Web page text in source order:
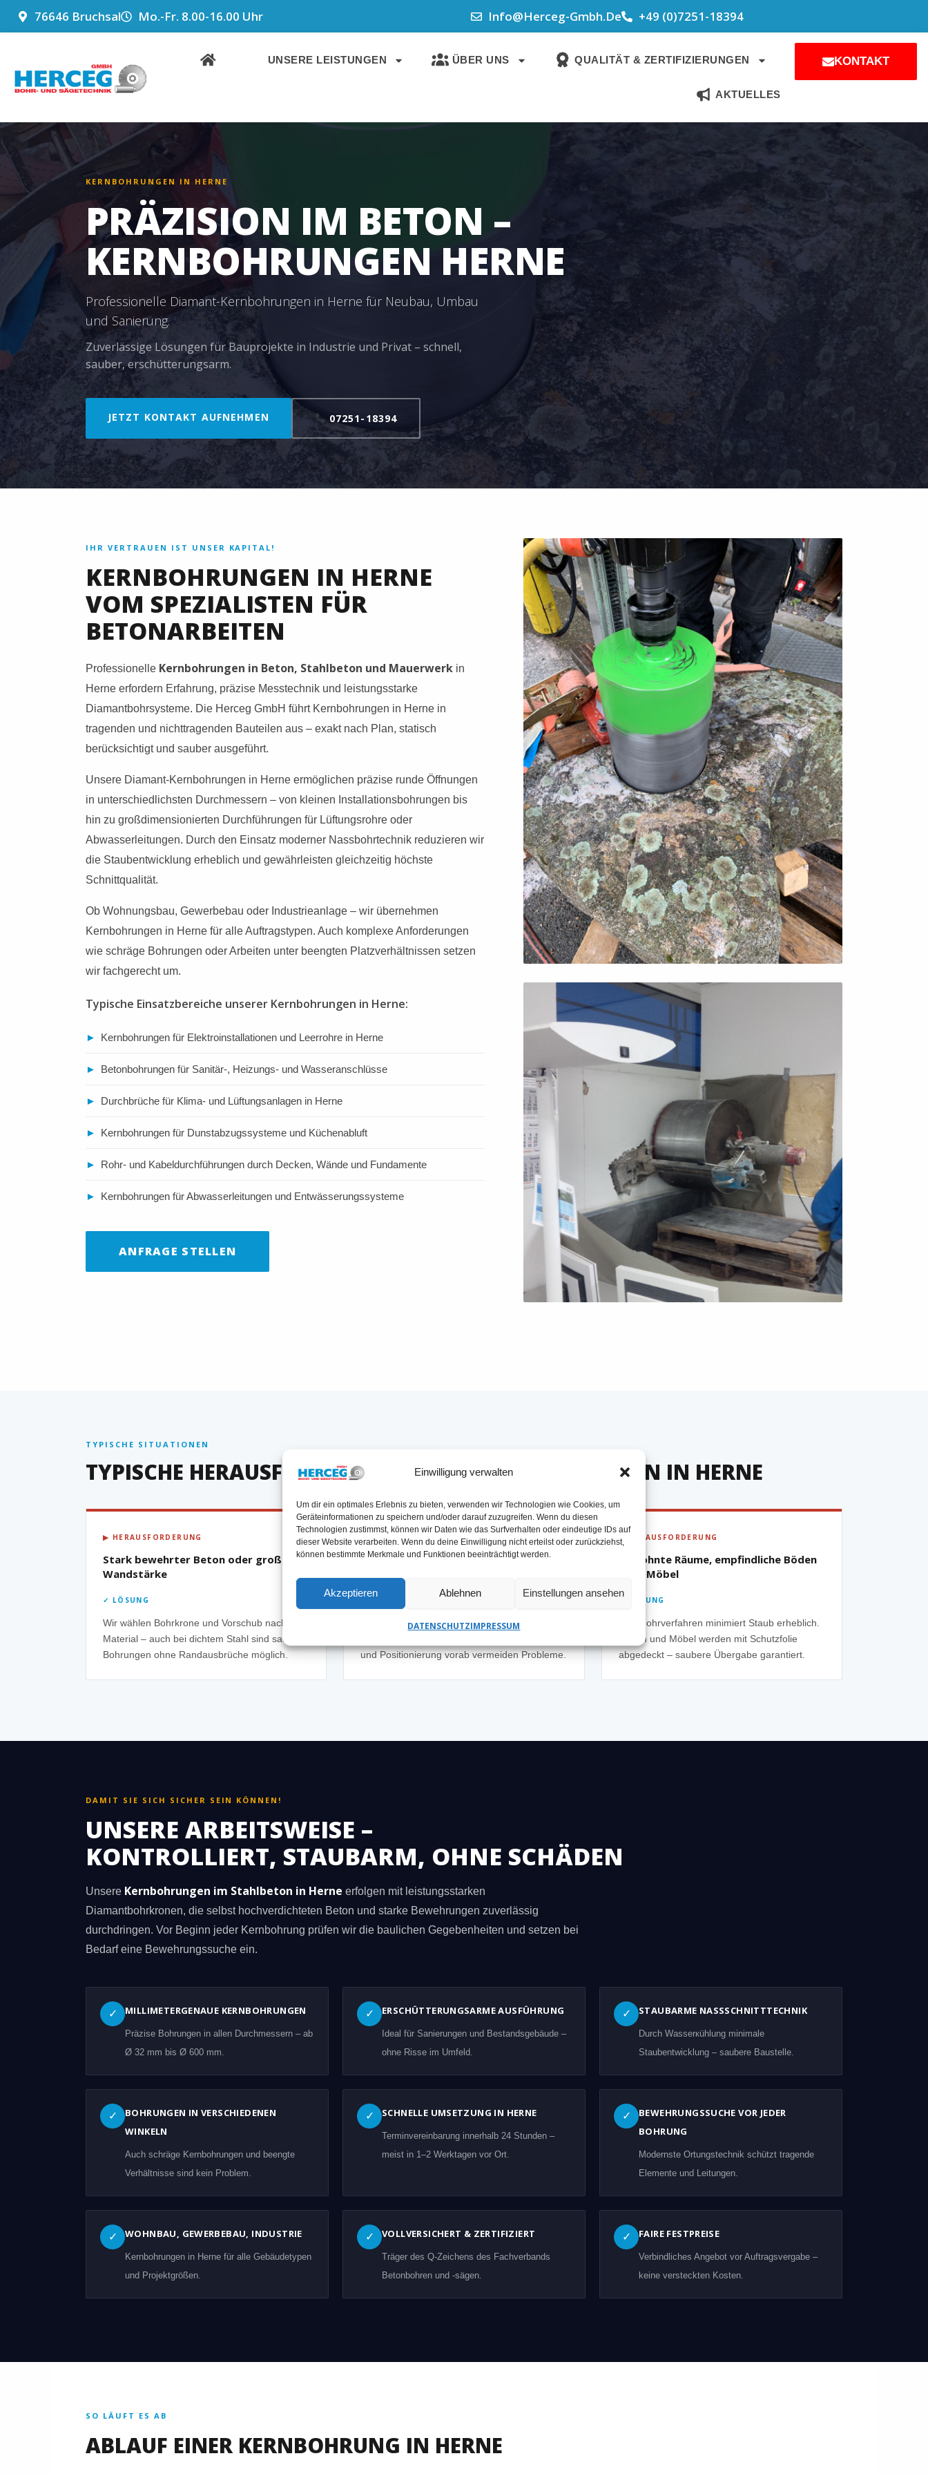
Einwilligung verwalten
Um dir ein optimales Erlebnis zu bieten, verwenden wir Technologien wie Cookies, um
Geräteinformationen zu speichern und/oder darauf zuzugreifen. Wenn du diesen
Technologien zustimmst, können wir Daten wie das Surfverhalten oder eindeutige IDs auf
dieser Website verarbeiten. Wenn du deine Einwilligung nicht erteilst oder zurückziehst,
können bestimmte Merkmale und Funktionen beeinträchtigt werden.
Akzeptieren Ablehnen Einstellungen ansehen
DATENSCHUTZIMPRESSUM
ZUM
INHALT
76646 Bruchsal Mo.-Fr. 8.00-16.00 Uhr Info@herceg-Gmbh.de +49 (0)7251-18394
UNSERE LEISTUNGEN ÜBER UNS QUALITÄT & ZERTIFIZIERUNGEN
AKTUELLES
KONTAKT
KERNBOHRUNGEN IN HERNE
PRÄZISION IM BETON –
KERNBOHRUNGEN HERNE
Professionelle Diamant-Kernbohrungen in Herne für Neubau, Umbau
und Sanierung.
Zuverlässige Lösungen für Bauprojekte in Industrie und Privat – schnell,
sauber, erschütterungsarm.
JETZT KONTAKT AUFNEHMEN 07251-18394
IHR VERTRAUEN IST UNSER KAPITAL!
KERNBOHRUNGEN IN HERNE
VOM SPEZIALISTEN FÜR
BETONARBEITEN
Professionelle Kernbohrungen in Beton, Stahlbeton und Mauerwerk in
Herne erfordern Erfahrung, präzise Messtechnik und leistungsstarke
Diamantbohrsysteme. Die Herceg GmbH führt Kernbohrungen in Herne in
tragenden und nichttragenden Bauteilen aus – exakt nach Plan, statisch
berücksichtigt und sauber ausgeführt.
Unsere Diamant-Kernbohrungen in Herne ermöglichen präzise runde Öffnungen
in unterschiedlichsten Durchmessern – von kleinen Installationsbohrungen bis
hin zu großdimensionierten Durchführungen für Lüftungsrohre oder
Abwasserleitungen. Durch den Einsatz moderner Nassbohrtechnik reduzieren wir
die Staubentwicklung erheblich und gewährleisten gleichzeitig höchste
Schnittqualität.
Ob Wohnungsbau, Gewerbebau oder Industrieanlage – wir übernehmen
Kernbohrungen in Herne für alle Auftragstypen. Auch komplexe Anforderungen
wie schräge Bohrungen oder Arbeiten unter beengten Platzverhältnissen setzen
wir fachgerecht um.
Typische Einsatzbereiche unserer Kernbohrungen in Herne:
► Kernbohrungen für Elektroinstallationen und Leerrohre in Herne
► Betonbohrungen für Sanitär-, Heizungs- und Wasseranschlüsse
► Durchbrüche für Klima- und Lüftungsanlagen in Herne
► Kernbohrungen für Dunstabzugssysteme und Küchenabluft
► Rohr- und Kabeldurchführungen durch Decken, Wände und Fundamente
► Kernbohrungen für Abwasserleitungen und Entwässerungssysteme
ANFRAGE STELLEN
TYPISCHE SITUATIONEN
TYPISCHE HERAUSFORDERUNGEN BEI KERNBOHRUNGEN IN HERNE
▶ HERAUSFORDERUNG
Stark bewehrter Beton oder große
Wandstärke
✓ LÖSUNG
Wir wählen Bohrkrone und Vorschub nach
Material – auch bei dichtem Stahl sind saubere
Bohrungen ohne Randausbrüche möglich.
▶ HERAUSFORDERUNG
Wenig Platz im Technik- oder
✓ LÖSUNG
Kompakte Geräte ermöglichen Bohrungen
und Positionierung vorab vermeiden Probleme.
▶ HERAUSFORDERUNG
Bewohnte Räume, empfindliche Böden
oder Möbel
✓ LÖSUNG
Nassbohrverfahren minimiert Staub erheblich.
Böden und Möbel werden mit Schutzfolie
abgedeckt – saubere Übergabe garantiert.
DAMIT SIE SICH SICHER SEIN KÖNNEN!
UNSERE ARBEITSWEISE –
KONTROLLIERT, STAUBARM, OHNE SCHÄDEN
Unsere Kernbohrungen im Stahlbeton in Herne erfolgen mit leistungsstarken
Diamantbohrkronen, die selbst hochverdichteten Beton und starke Bewehrungen zuverlässig
durchdringen. Vor Beginn jeder Kernbohrung prüfen wir die baulichen Gegebenheiten und setzen bei
Bedarf eine Bewehrungssuche ein.
✓ MILLIMETERGENAUE KERNBOHRUNGEN
Präzise Bohrungen in allen Durchmessern – ab
Ø 32 mm bis Ø 600 mm.
✓ ERSCHÜTTERUNGSARME AUSFÜHRUNG
Ideal für Sanierungen und Bestandsgebäude –
ohne Risse im Umfeld.
✓ STAUBARME NASSSCHNITTTECHNIK
Durch Wasserкühlung minimale
Staubentwicklung – saubere Baustelle.
✓
BOHRUNGEN IN VERSCHIEDENEN
WINKELN
Auch schräge Kernbohrungen und beengte
Verhältnisse sind kein Problem.
✓ SCHNELLE UMSETZUNG IN HERNE
Terminvereinbarung innerhalb 24 Stunden –
meist in 1–2 Werktagen vor Ort.
✓
BEWEHRUNGSSUCHE VOR JEDER
BOHRUNG
Modernste Ortungstechnik schützt tragende
Elemente und Leitungen.
✓ WOHNBAU, GEWERBEBAU, INDUSTRIE
Kernbohrungen in Herne für alle Gebäudetypen
und Projektgrößen.
✓ VOLLVERSICHERT & ZERTIFIZIERT
Träger des Q-Zeichens des Fachverbands
Betonbohren und -sägen.
✓ FAIRE FESTPREISE
Verbindliches Angebot vor Auftragsvergabe –
keine versteckten Kosten.
SO LÄUFT ES AB
ABLAUF EINER KERNBOHRUNG IN HERNE